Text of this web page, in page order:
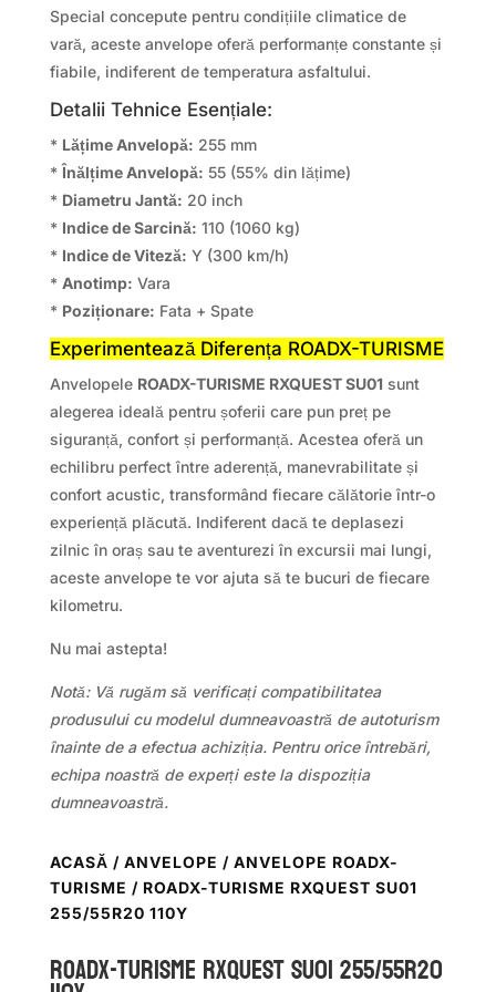
Special concepute pentru condițiile climatice de
vară, aceste anvelope oferă performanțe constante și
fiabile, indiferent de temperatura asfaltului.
Detalii Tehnice Esențiale:
* Lățime Anvelopă: 255 mm
*Înălțime Anvelopă: 55 (55% din lățime)
* Diametru Jantă: 20 inch
* Indice de Sarcină: 110 (1060 kg)
* Indice de Viteză: Y (300 km/h)
* Anotimp: Vara
* Poziționare: Fata + Spate
Experimentează Diferența ROADX-TURISME
Anvelopele ROADX-TURISME RXQUEST SU01 sunt
alegerea ideală pentru șoferii care pun preț pe
siguranță, confort și performanță. Acestea oferă un
echilibru perfect între aderență, manevrabilitate și
confort acustic, transformând fiecare călătorie într-o
experiență plăcută. Indiferent dacă te deplasezi
zilnic în oraș sau te aventurezi în excursii mai lungi,
aceste anvelope te vor ajuta să te bucuri de fiecare
kilometru.
Nu mai astepta!
Notă: Vă rugăm să verificați compatibilitatea
produsului cu modelul dumneavoastră de autoturism
înainte de a efectua achiziția. Pentru orice întrebări,
echipa noastră de experți este la dispoziția
dumneavoastră.
ACASĂ / ANVELOPE / ANVELOPE ROADX-
TURISME / ROADX-TURISME RXQUEST SU01
255/55R20 110Y
ROADX-TURISME RXQUEST SU01 255/55R20